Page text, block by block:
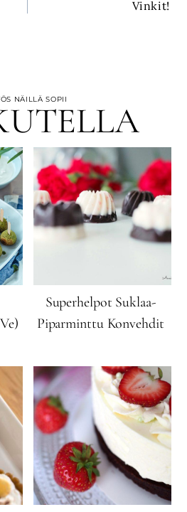
Vinkit!
NÄILLÄ SOPII
Superhelpot Suklaa-
Piparminttu Konvehdit